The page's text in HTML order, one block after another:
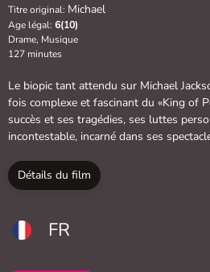
Titre original: Michael
Age légal: 6(10)
Drame, Musique
127 minutes
Le biopic tant attendu sur Michael
fois complexe et fascinant du «King of
succès et ses tragédies, ses luttes
incontestable, incarné dans ses
Détails du film
FR